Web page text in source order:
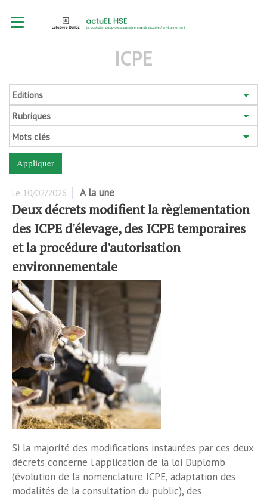
contenu
ICPE
Editions
Rubriques
Mots clés
Le 10/02/2026 A la une
Deux décrets modifient la règlementation
des ICPE d'élevage, des ICPE temporaires
et la procédure d'autorisation
environnementale
Si la majorité des modifications instaurées par ces deux
décrets concerne l'application de la loi Duplomb
(évolution de la nomenclature ICPE, adaptation des
modalités de la consultation du public), des